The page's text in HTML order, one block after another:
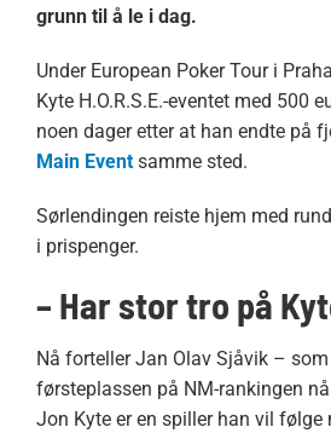
grunn til å le i dag.
Under European Poker Tour i
Kyte H.O.R.S.E.-eventet med 500
noen dager etter at han endte på
Main Eventsamme sted.
Sørlendingen reiste hjem med
i prispenger.
– Har stor tro på
Nå forteller Jan Olav Sjåvik –
førsteplassen på NM-rankingen
Jon Kyte er en spiller han vil følge